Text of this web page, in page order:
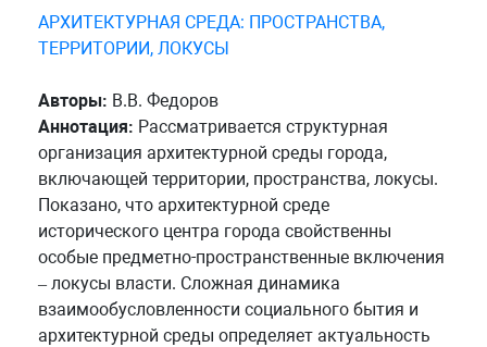
АРХИТЕКТУРНАЯ СРЕДА: ПРОСТРАНСТВА,
ТЕРРИТОРИИ, ЛОКУСЫ
Авторы: В.В. Федоров
Аннотация: Рассматривается структурная
организация архитектурной среды города,
включающей территории, пространства, локусы.
Показано, что архитектурной среде
исторического центра города свойственны
особые предметно-пространственные включения
– локусы власти. Сложная динамика
взаимообусловленности социального бытия и
архитектурной среды определяет актуальность